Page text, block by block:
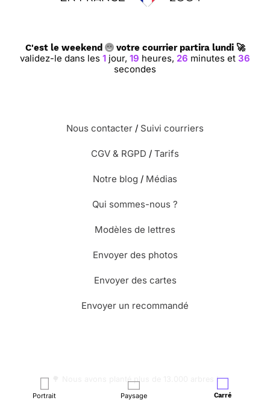
Portrait Paysage Carré
C'est le weekend votre courrier partira lundi 🚀
validez-le dans les1 jour,19 heures, 26 minutes et35
secondes
Nous contacter / Suivi courriers
CGV & RGPD / Tarifs
Notre blog / Médias
Qui sommes-nous ?
Modèles de lettres
Envoyer des photos
Envoyer des cartes
Envoyer un recommandé
🌳 Nous avons planté plus de 13.000 arbres !